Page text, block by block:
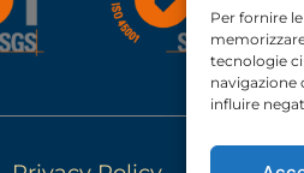
Per fornire
tecnologie
navigazione
influire